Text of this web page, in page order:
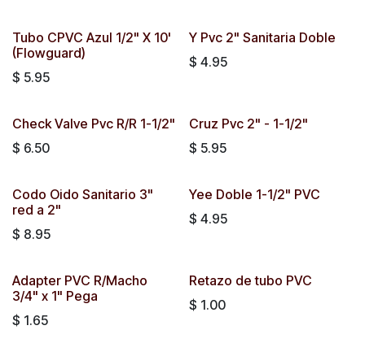
Tubo CPVC Azul 1/2" X 10'
(Flowguard)
$ 5.95
Y Pvc 2" Sanitaria Doble
$ 4.95
Check Valve Pvc R/R 1-1/2"
$ 6.50
Cruz Pvc 2" - 1-1/2"
$ 5.95
Codo Oido Sanitario 3"
red a 2"
$ 8.95
Yee Doble 1-1/2" PVC
$ 4.95
Adapter PVC R/Macho
3/4" x 1" Pega
$ 1.65
Retazo de tubo PVC
$ 1.00